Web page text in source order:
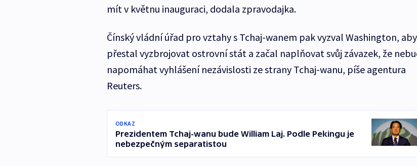
mít v květnu inauguraci, dodala zpravodajka.
Čínský vládní úřad pro vztahy s Tchaj-wanem pak vyzval Washington, aby
přestal vyzbrojovat ostrovní stát a začal naplňovat svůj závazek, že
napomáhat vyhlášení nezávislosti ze strany Tchaj-wanu, píše agentura
Reuters.
ODKAZ
Prezidentem Tchaj-wanu bude William Laj. Podle Pekingu je
nebezpečným separatistou